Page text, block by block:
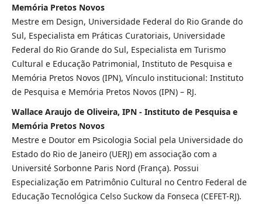
Memória Pretos Novos
Mestre em Design, Universidade Federal do Rio Grande do
Sul, Especialista em Práticas Curatoriais, Universidade
Federal do Rio Grande do Sul, Especialista em Turismo
Cultural e Educação Patrimonial, Instituto de Pesquisa e
Memória Pretos Novos (IPN), Vínculo institucional: Instituto
de Pesquisa e Memória Pretos Novos (IPN) – RJ.
Wallace Araujo de Oliveira, IPN - Instituto de Pesquisa e
Memória Pretos Novos
Mestre e Doutor em Psicologia Social pela Universidade do
Estado do Rio de Janeiro (UERJ) em associação com a
Université Sorbonne Paris Nord (França). Possui
Especialização em Patrimônio Cultural no Centro Federal de
Educação Tecnológica Celso Suckow da Fonseca (CEFET-RJ).